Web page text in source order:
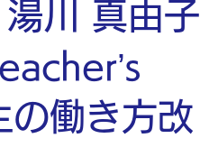
川 真由子
の働き方改